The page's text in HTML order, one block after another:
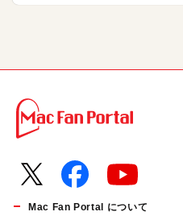
Mac Fan Portal について